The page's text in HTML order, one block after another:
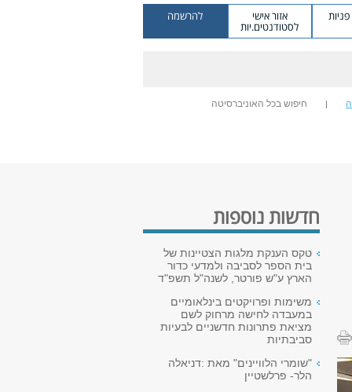
אזור אישי
לסטודנטים.יות
להרשמה
חיפוש בכל האוניברסיטה
חדשות נוספות
טקס הענקת מלגות הצטיינות של
בית הספר לסביבה ולמדעי כדור
הארץ ע"ש פורטר, לשנה"ל תשפ"ד
משימות ופרויקטים בינלאומיים
במעבדה לחישה מרחוק לשם
מציאת פתרונות חדשניים לבעיות
סביבתיות
"שומרי הלוויינים" מאת :דניאלה
הלר- פרלשטיין